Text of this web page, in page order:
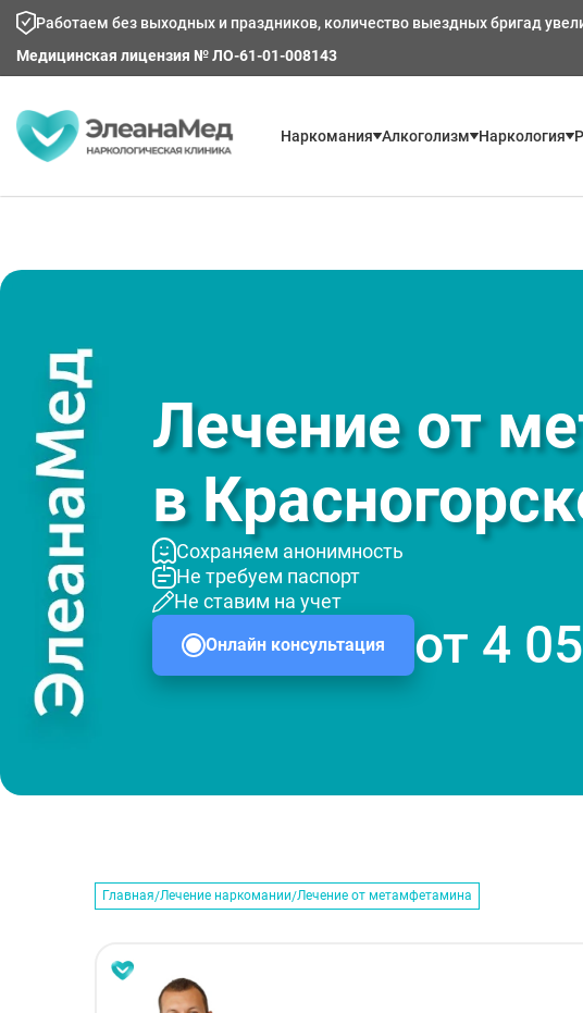
Работаем без выходных и праздников, количество выездных бригад
Медицинская лицензия № ЛО-61-01-008143
Наркомания Алкоголизм Наркология
Лечение от
в
Сохраняем анонимность
Не требуем паспорт
Не ставим на учет
Онлайн консультация от 4
Главная Лечение наркомании Лечение от метамфетамина